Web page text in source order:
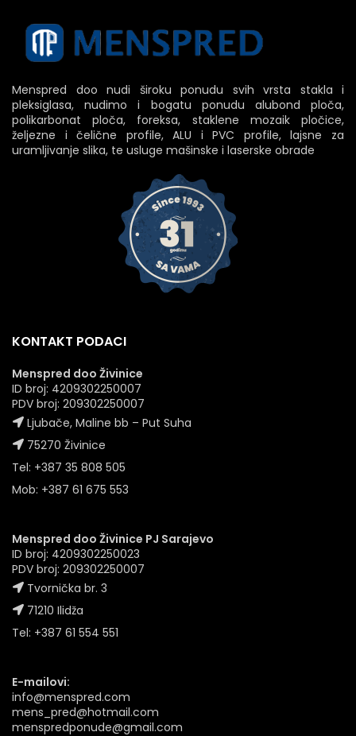
Menspred doo nudi široku ponudu svih vrsta stakla i
pleksiglasa, nudimo i bogatu ponudu alubond ploča,
polikarbonat ploča, foreksa, staklene mozaik pločice,
željezne i čelične profile, ALU i PVC profile, lajsne za
uramljivanje slika, te usluge mašinske i laserske obrade
KONTAKT PODACI
Menspred doo Živinice
ID broj: 4209302250007
PDV broj: 209302250007
Ljubače, Maline bb – Put Suha
75270 Živinice
Tel: +387 35 808 505
Mob: +387 61 675 553
Menspred doo Živinice PJ Sarajevo
ID broj: 4209302250023
PDV broj: 209302250007
Tvornička br. 3
71210 Ilidža
Tel: +387 61 554 551
E-mailovi:
info@menspred.com
mens_pred@hotmail.com
menspredponude@gmail.com